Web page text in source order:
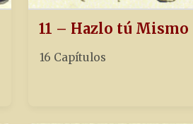
11 – Hazlo tú Mismo
16 Capítulos